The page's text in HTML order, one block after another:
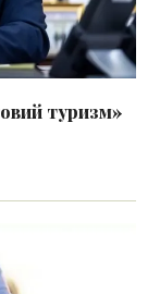
туризм»